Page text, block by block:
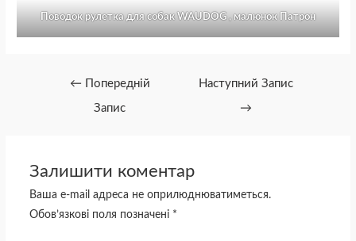
Поводок рулетка для собак WAUDOG , малюнок Патрон
← Попередній
Запис
Наступний Запис
→
Залишити коментар
Ваша e-mail адреса не оприлюднюватиметься.
Обов’язкові поля позначені *